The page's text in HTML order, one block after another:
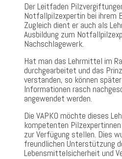
Der Leitfaden
Notfallpilzexpertin bei ihrem
Zugleich dient er auch als
Ausbildung zum
Nachschlagewerk.
Hat man das Lehrmittel im
durchgearbeitet und das
verstanden, so können
Informationen rasch
angewendet werden.
Die VAPKO möchte dieses
kompetenten
zur Verfügung stellen. Dies
freundlichen Unterstützung
Lebensmittelsicherheit und